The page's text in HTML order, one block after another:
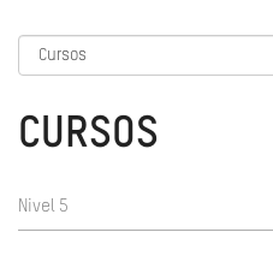
CURSOS
Nivel 5